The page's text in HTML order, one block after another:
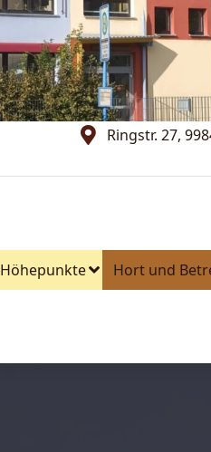
Ringstr. 27,
Höhepunkte Hort und